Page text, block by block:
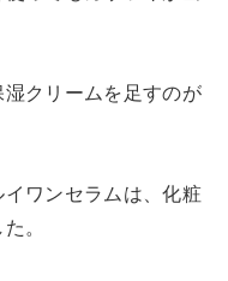
クリームを足すのが
ワンセラムは、化粧
。